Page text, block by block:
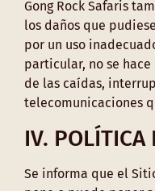
Gong Rock Safaris
los daños que
por un uso
particular, no se
de las caídas,
telecomunicaciones
IV. POLÍTICA
Se informa que el